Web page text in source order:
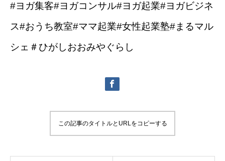
#ヨガ集客#ヨガコンサル#ヨガ起業#ヨガビジネ
ス#おうち教室#ママ起業#女性起業塾#まるマル
シェ＃ひがしおおみやぐらし
この記事のタイトルとURLをコピーする